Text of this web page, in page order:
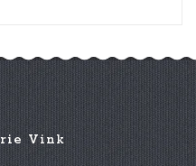
Vink